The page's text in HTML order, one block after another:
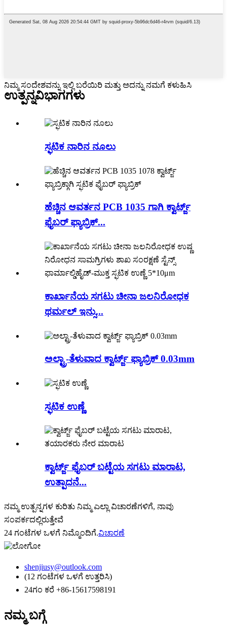
ನಿಮ್ಮ ಸಂದೇಶವನ್ನು ಇಲ್ಲಿ ಬರೆಯಿರಿ ಮತ್ತು ಅದನ್ನು ನಮಗೆ ಕಳುಹಿಸಿ
ಉತ್ಪನ್ನವಿಭಾಗಗಳು
ಸ್ಫಟಿಕ ನಾರಿನ ನೂಲು
ಹೆಚ್ಚಿನ ಆವರ್ತನ PCB 1035 ಗಾಗಿ ಕ್ವಾರ್ಟ್ಜ್
ಫೈಬರ್ ಫ್ಯಾಬ್ರಿಕ್...
ಕಾರ್ಖಾನೆಯ ಸಗಟು ಚೀನಾ ಜಲನಿರೋಧಕ
ಥರ್ಮಲ್ ಇನ್ಸು...
ಅಲ್ಟ್ರಾ-ತೆಳುವಾದ ಕ್ವಾರ್ಟ್ಜ್ ಫ್ಯಾಬ್ರಿಕ್ 0.03mm
ಸ್ಫಟಿಕ ಉಣ್ಣೆ
ಕ್ವಾರ್ಟ್ಜ್ ಫೈಬರ್ ಬಟ್ಟೆಯ ಸಗಟು ಮಾರಾಟ,
ಉತ್ಪಾದನೆ...
ನಮ್ಮ ಉತ್ಪನ್ನಗಳ ಕುರಿತು ನಿಮ್ಮ ಎಲ್ಲಾ ವಿಚಾರಣೆಗಳಿಗೆ, ನಾವು
ಸಂಪರ್ಕದಲ್ಲಿರುತ್ತೇವೆ
24 ಗಂಟೆಗಳ ಒಳಗೆ ನಿಮ್ಮೊಂದಿಗೆ.ವಿಚಾರಣೆ
shenjiusy@outlook.com
(12 ಗಂಟೆಗಳ ಒಳಗೆ ಉತ್ತರಿಸಿ)
24ಗಂ ಕರೆ +86-15617598191
ನಮ್ಮ ಬಗ್ಗೆ